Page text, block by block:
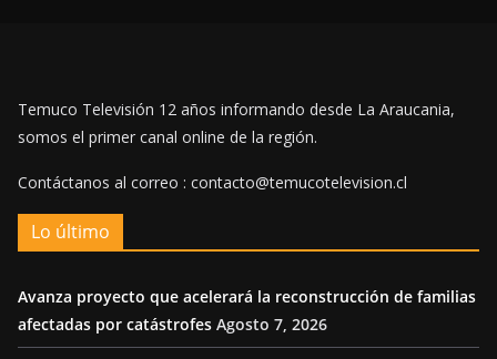
Temuco Televisión 12 años informando desde La Araucania,
somos el primer canal online de la región.
Contáctanos al correo : contacto@temucotelevision.cl
Lo último
Avanza proyecto que acelerará la reconstrucción de familias
afectadas por catástrofes Agosto 7, 2026